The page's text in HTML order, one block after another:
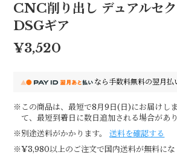
CNC削り出し デュアルセ
DSGギア
¥3,520
なら手数料無料の翌月
※この商品は、最短で8月9日(日)にお届けし
て、最短到着日に数日追加される場合があり
※別途送料がかかります。
送料を確認する
※¥3,980以上のご注文で国内送料が無料にな